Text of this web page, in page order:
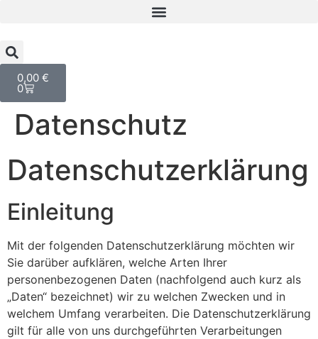
0,00 €
0
Datenschutz
Datenschutzerklärung
Einleitung
Mit der folgenden Datenschutzerklärung möchten wir
Sie darüber aufklären, welche Arten Ihrer
personenbezogenen Daten (nachfolgend auch kurz als
„Daten“ bezeichnet) wir zu welchen Zwecken und in
welchem Umfang verarbeiten. Die Datenschutzerklärung
gilt für alle von uns durchgeführten Verarbeitungen